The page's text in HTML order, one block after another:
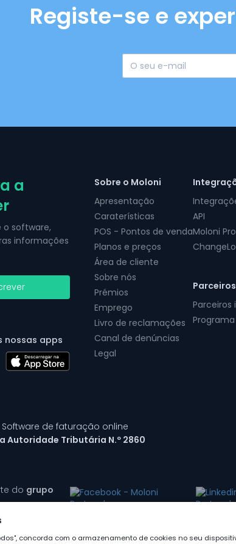
Registe-se e
a
o software,
informações
nossas apps
Sobre o Moloni
Apresentação
Caraterísticas
POS - Pontos de venda
Planos e preços
Área de cliente
Sobre nós
Prémios
Emprego
Livro de reclamações
Canal de denúncias
Legal
API
Moloni
Parceiros
de faturação online
Autoridade Tributária N.º 2860
do grupo
concorda com o armazenamento de cookies no seu